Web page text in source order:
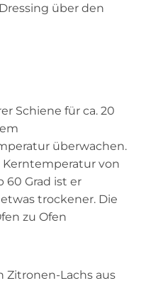
über den
Schiene für ca. 20
überwachen.
Kerntemperatur von
60 Grad ist er
trockener. Die
zu Ofen
Zitronen-Lachs aus